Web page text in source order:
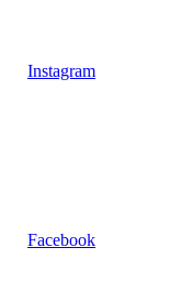
Instagram
Facebook